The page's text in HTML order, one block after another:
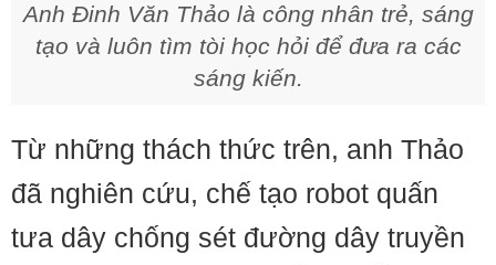
Anh Đinh Văn Thảo là công nhân trẻ, sáng
tạo và luôn tìm tòi học hỏi để đưa ra các
sáng kiến.
Từ những thách thức trên, anh Thảo
đã nghiên cứu, chế tạo robot quấn
tưa dây chống sét đường dây truyền